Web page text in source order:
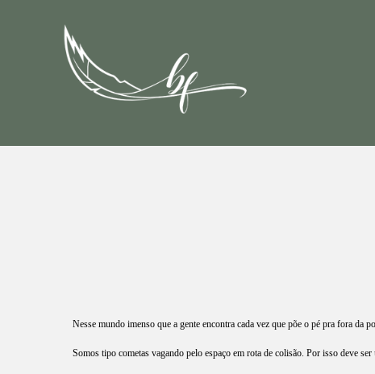
Nesse mundo imenso que a gente encontra cada vez que põe o pé pra fora da
Somos tipo cometas vagando pelo espaço em rota de colisão. Por isso deve